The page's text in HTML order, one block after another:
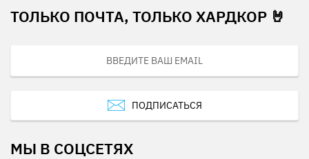
ТОЛЬКО ПОЧТА, ТОЛЬКО ХАРДКОР 🤘
ПОДПИСАТЬСЯ
МЫ В СОЦСЕТЯХ